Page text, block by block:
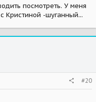
посмотреть. У меня
Кристиной -шуганный...
#20